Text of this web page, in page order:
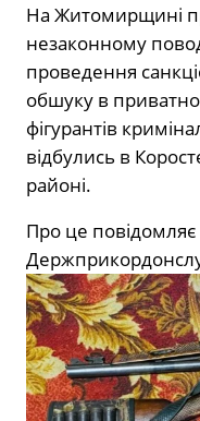
На Житомирщині
незаконному
проведення
обшуку в
фігурантів
відбулись в
районі.
Про це